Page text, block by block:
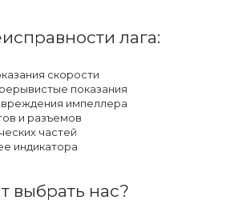
лага:
скорости
показания
импеллера
и разъемов
частей
индикатора
выбрать нас?